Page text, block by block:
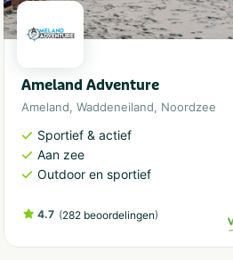
Ameland Adventure
Ameland, Waddeneiland, Noordzee
Sportief & actief
Aan zee
Outdoor en sportief
4.7 (282 beoordelingen)